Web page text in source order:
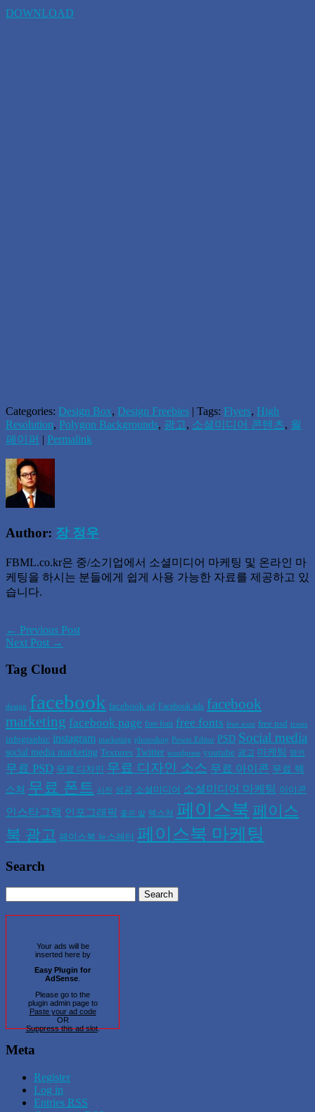
DOWNLOAD
Categories: Design Box, Design Freebies | Tags: Flyers, High
Resolution, Polygon Backgrounds, 광고, 소셜미디어 콘텐츠, 월
페이퍼 | Permalink
Author: 장 정우
FBML.co.kr은 중/소기업에서 소셜미디어 마케팅 및 온라인 마
케팅을 하시는 분들에게 쉽게 사용 가능한 자료를 제공하고 있
습니다.
← Previous Post
Next Post →
Tag Cloud
design facebook facebook ad Facebook ads facebook
marketing facebook page free font free fonts free icon free psd icons
infographic instagram marketing photoshop Power Editor PSD Social media
social media marketing Textures Twitter wordpress youtube 광고 마케팅 명언
무료 PSD 무료 디자인 무료 디자인 소스 무료 아이콘 무료 텍
스쳐 무료 폰트 사진 성공 소셜미디어 소셜미디어 마케팅 아이콘
인스타그램 인포그래픽 좋은 말 텍스쳐 페이스북 페이스
북 광고 페이스북 뉴스레터 페이스북 마케팅
Search
Your ads will be
inserted here by
Easy Plugin for
AdSense.
Please go to the
plugin admin page to
Paste your ad code
OR
Suppress this ad slot.
Meta
Register
Log in
Entries RSS